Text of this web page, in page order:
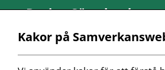
Region Sörmland
Kontaktcenter
Telefon: 0155-24 50 00
Besöksadress:
Kakor på